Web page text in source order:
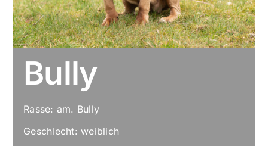
Bully
Rasse: am. Bully
Geschlecht: weiblich